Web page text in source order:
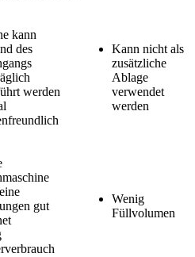
kann
des
werden
Kann nicht als
zusätzliche
Ablage
verwendet
werden
gut
Wenig
Füllvolumen